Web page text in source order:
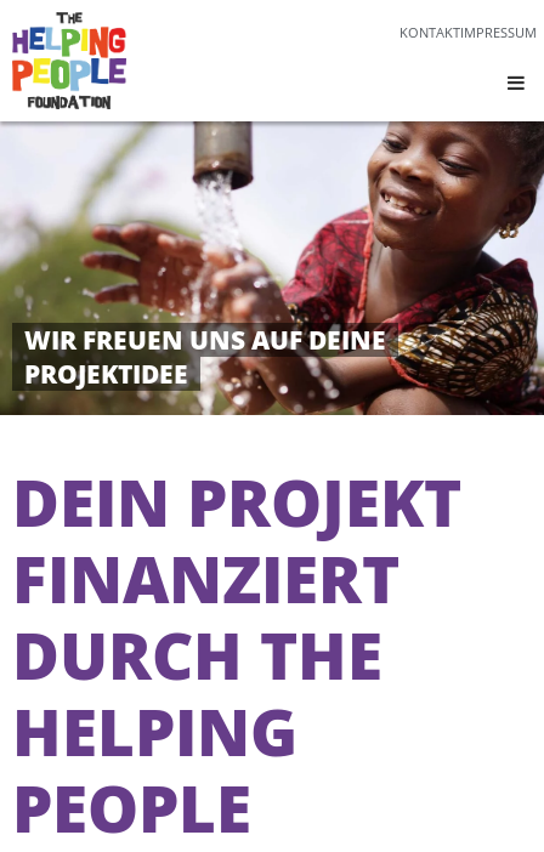
KONTAKTIMPRESSUM
WIR FREUEN UNS AUF DEINE
PROJEKTIDEE
DEIN PROJEKT
FINANZIERT
DURCH THE
HELPING
PEOPLE